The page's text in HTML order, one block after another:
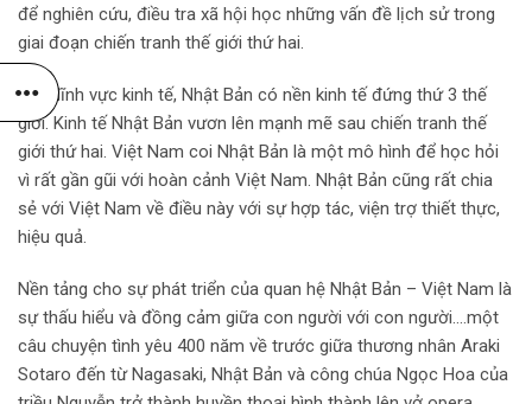
để nghiên cứu, điều tra xã hội học những vấn đề lịch sử trong
giai đoạn chiến tranh thế giới thứ hai.
Trên lĩnh vực kinh tế, Nhật Bản có nền kinh tế đứng thứ 3 thế
giới. Kinh tế Nhật Bản vươn lên mạnh mẽ sau chiến tranh thế
giới thứ hai. Việt Nam coi Nhật Bản là một mô hình để học hỏi
vì rất gần gũi với hoàn cảnh Việt Nam. Nhật Bản cũng rất chia
sẻ với Việt Nam về điều này với sự hợp tác, viện trợ thiết thực,
hiệu quả.
Nền tảng cho sự phát triển của quan hệ Nhật Bản – Việt Nam là
sự thấu hiểu và đồng cảm giữa con người với con người.…một
câu chuyện tình yêu 400 năm về trước giữa thương nhân Araki
Sotaro đến từ Nagasaki, Nhật Bản và công chúa Ngọc Hoa của